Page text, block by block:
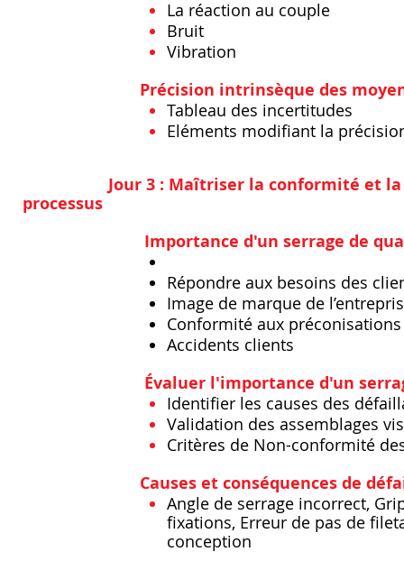
La réaction au couple
Bruit
Vibration
Précision intrinsèque des
Tableau des incertitudes
Eléments modifiant la
Jour 3 : Maîtriser la conformité et
processus
Importance d'un serrage de
Répondre aux besoins des
Image de marque de
Conformité aux
Accidents clients
Évaluer l'importance d'un
Identifier les causes des
Validation des assemblages
Critères de Non-conformité
Causes et conséquences de
Angle de serrage incorrect,
fixations, Erreur de pas de
conception